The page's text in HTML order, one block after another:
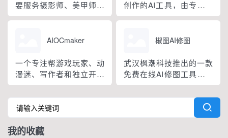
具。
场景。
要服务摄影师、美甲师、
3D 建模师、宠物摄影师、
制生成姿势和精选专业姿
到合适的姿势参考。
创作的AI工具，由专业动
漫团队和顶级AI团队联合
传图片，就能一键生成高
风格选择。
AIOCmaker
一个专注帮游戏玩家、动
漫迷、写作者和独立开发
者制作原创角色的专业平
台。不用画画基础，就能
把你的想象变成细节丰富
的角色形象。
椒图AI修图
武汉枫潮科技推出的一款
免费在线AI修图工具，无
论是人像精修、电商海报
制作，还是创意合成、风
格迁移，你只需用中文描
述想法，椒图AI轻松创作
我的收藏